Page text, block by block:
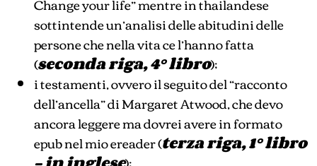
sottintende un’analisi delle abitudini delle
persone che nella vita ce l’hanno fatta
(seconda riga, 4° libro);
i testamenti, ovvero il seguito del “racconto
dell’ancella” di Margaret Atwood, che devo
ancora leggere ma dovrei avere in formato
epub nel mio ereader (terza riga, 1° libro